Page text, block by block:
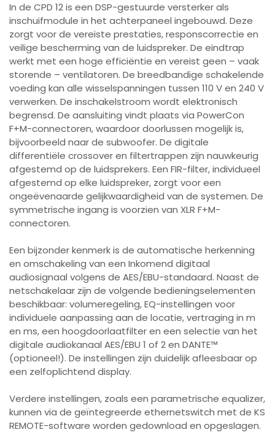
In de CPD 12 is een DSP-gestuurde versterker als
inschuifmodule in het achterpaneel ingebouwd. Deze
zorgt voor de vereiste prestaties, responscorrectie en
veilige bescherming van de luidspreker. De eindtrap
werkt met een hoge efficiëntie en vereist geen – vaak
storende – ventilatoren. De breedbandige schakelende
voeding kan alle wisselspanningen tussen 110 V en 240 V
verwerken. De inschakelstroom wordt elektronisch
begrensd. De aansluiting vindt plaats via PowerCon
F+M-connectoren, waardoor doorlussen mogelijk is,
bijvoorbeeld naar de subwoofer. De digitale
differentiële crossover en filtertrappen zijn nauwkeurig
afgestemd op de luidsprekers. Een FIR-filter, individueel
afgestemd op elke luidspreker, zorgt voor een
ongeëvenaarde gelijkwaardigheid van de systemen. De
symmetrische ingang is voorzien van XLR F+M-
connectoren.
Een bijzonder kenmerk is de automatische herkenning
en omschakeling van een Inkomend digitaal
audiosignaal volgens de AES/EBU-standaard. Naast de
netschakelaar zijn de volgende bedieningselementen
beschikbaar: volumeregeling, EQ-instellingen voor
individuele aanpassing aan de locatie, vertraging in m
en ms, een hoogdoorlaatfilter en een selectie van het
digitale audiokanaal AES/EBU 1 of 2 en DANTE™
(optioneel!). De instellingen zijn duidelijk afleesbaar op
een zelfoplichtend display.
Verdere instellingen, zoals een parametrische equalizer,
kunnen via de geïntegreerde ethernetswitch met de KS
REMOTE-software worden gedownload en opgeslagen.